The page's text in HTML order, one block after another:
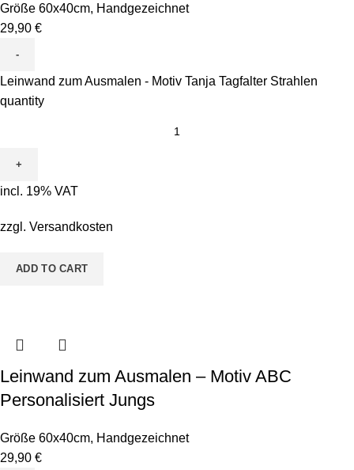
Größe 60x40cm, Handgezeichnet
29,90 €
Leinwand zum Ausmalen - Motiv Tanja Tagfalter Strahlen
quantity
incl. 19% VAT
zzgl. Versandkosten
ADD TO CART
Leinwand zum Ausmalen – Motiv ABC
Personalisiert Jungs
Größe 60x40cm, Handgezeichnet
29,90 €